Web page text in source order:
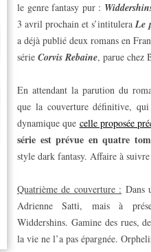
le genre fantasy pur :
3 avril prochain et s’intituleraLe
a déjà publié deux romans en
série Corvis Rebaine, parue chez
En attendant la parution du
que la couverture définitive,
dynamique que celle proposée
série est prévue en quatre
style dark fantasy. Affaire à
Quatrième de couverture : Dans
Adrienne Satti, mais à
Widdershins. Gamine des rues,
la vie ne l’a pas épargnée.